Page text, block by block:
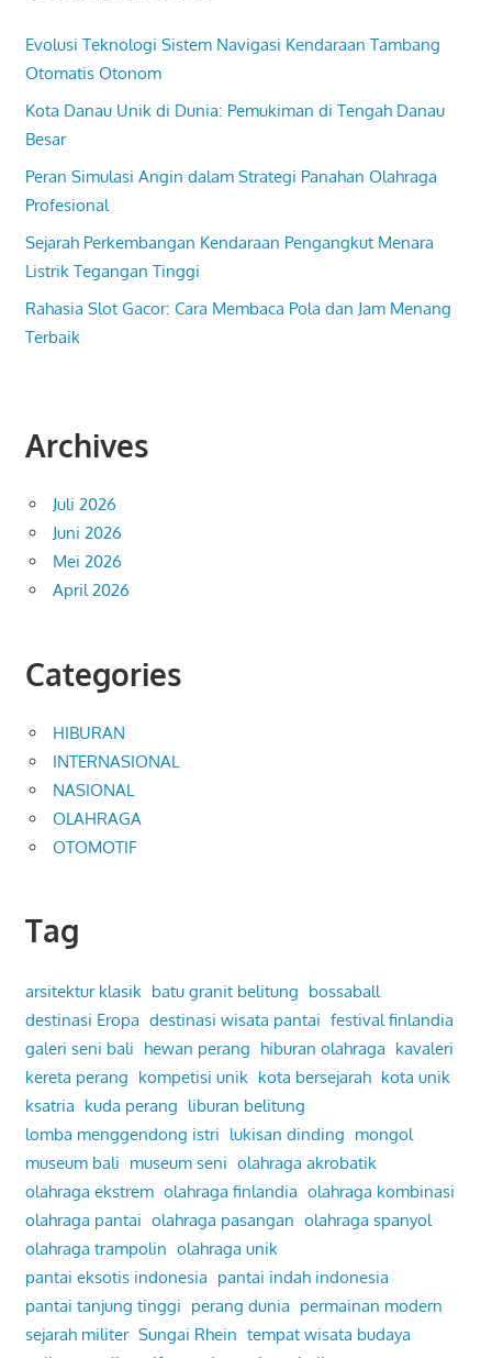
Evolusi Teknologi Sistem Navigasi Kendaraan Tambang
Otomatis Otonom
Kota Danau Unik di Dunia: Pemukiman di Tengah Danau
Besar
Peran Simulasi Angin dalam Strategi Panahan Olahraga
Profesional
Sejarah Perkembangan Kendaraan Pengangkut Menara
Listrik Tegangan Tinggi
Rahasia Slot Gacor: Cara Membaca Pola dan Jam Menang
Terbaik
Archives
Juli 2026
Juni 2026
Mei 2026
April 2026
Categories
HIBURAN
INTERNASIONAL
NASIONAL
OLAHRAGA
OTOMOTIF
Tag
arsitektur klasik batu granit belitung bossaball
destinasi Eropa destinasi wisata pantai festival finlandia
galeri seni bali hewan perang hiburan olahraga kavaleri
kereta perang kompetisi unik kota bersejarah kota unik
ksatria kuda perang liburan belitung
lomba menggendong istri lukisan dinding mongol
museum bali museum seni olahraga akrobatik
olahraga ekstrem olahraga finlandia olahraga kombinasi
olahraga pantai olahraga pasangan olahraga spanyol
olahraga trampolin olahraga unik
pantai eksotis indonesia pantai indah indonesia
pantai tanjung tinggi perang dunia permainan modern
sejarah militer Sungai Rhein tempat wisata budaya